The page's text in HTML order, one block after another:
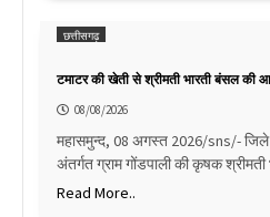
छत्तीसगढ़
टमाटर की खेती से श्रीमती भारती बंसल की
08/08/2026
महासमुन्द, 08 अगस्त 2026/sns/-
अंतर्गत ग्राम गोंडपाली की कृषक
Read More..